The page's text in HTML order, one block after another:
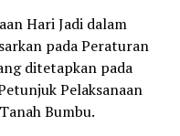
Hari Jadi dalam
pada Peraturan
ditetapkan pada
Pelaksanaan
Bumbu.